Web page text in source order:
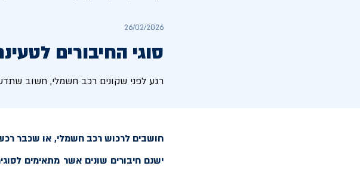
26/02/2026
סוגי החיבורים
רגע לפני שקונים רכב חשמלי, חשוב
חושבים לרכוש רכב חשמלי, או שכבר
ישנם חיבורים שונים אשר מתאימים